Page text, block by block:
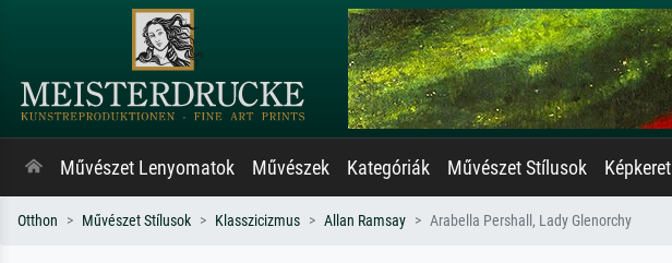
Művészet Lenyomatok Művészek Kategóriák Művészet Stílusok Képkeret
Otthon Művészet Stílusok Klasszicizmus Allan Ramsay Arabella Pershall, Lady Glenorchy